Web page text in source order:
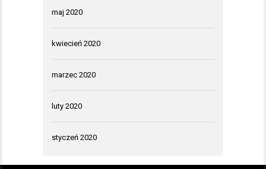
maj 2020
kwiecień 2020
marzec 2020
luty 2020
styczeń 2020